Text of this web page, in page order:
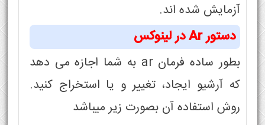
آزمایش شده اند.
دستور Ar در لینوکس
بطور ساده فرمان ar به شما اجازه می دهد
که آرشیو ایجاد، تغییر و یا استخراج کنید.
روش استفاده آن بصورت زیر میباشد